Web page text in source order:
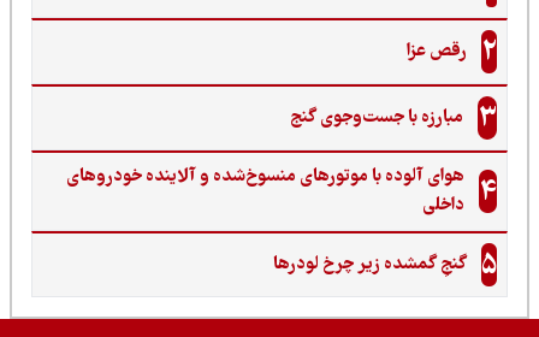
رقص عزا
مبارزه با جست‌وجوی گنج‌
هوای آلوده با موتورهای منسوخ‌شده و آلاینده خودروهای
داخلی
گنجِ گمشده زیر چرخ لودرها